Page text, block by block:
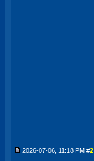
2026-07-06, 11:18 PM #2